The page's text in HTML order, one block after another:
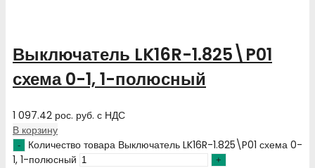
Выключатель LK16R-1.825\P01
схема 0-1, 1-полюсный
1 097.42 рос. руб. с НДС
В корзину
Количество товара Выключатель LK16R-1.825\P01 схема 0-
1, 1-полюсный